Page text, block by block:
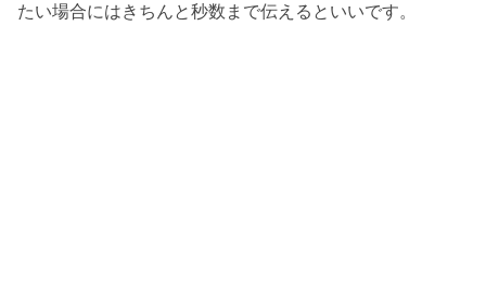
たい場合にはきちんと秒数まで伝えるといいです。